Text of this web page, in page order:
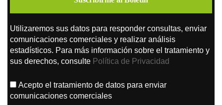
Utilizaremos sus datos para responder consultas, enviar
comunicaciones comerciales y realizar análisis
estadísticos. Para más información sobre el tratamiento y
sus derechos, consulte Política de Privacidad
Acepto el tratamiento de datos para enviar
comunicaciones comerciales